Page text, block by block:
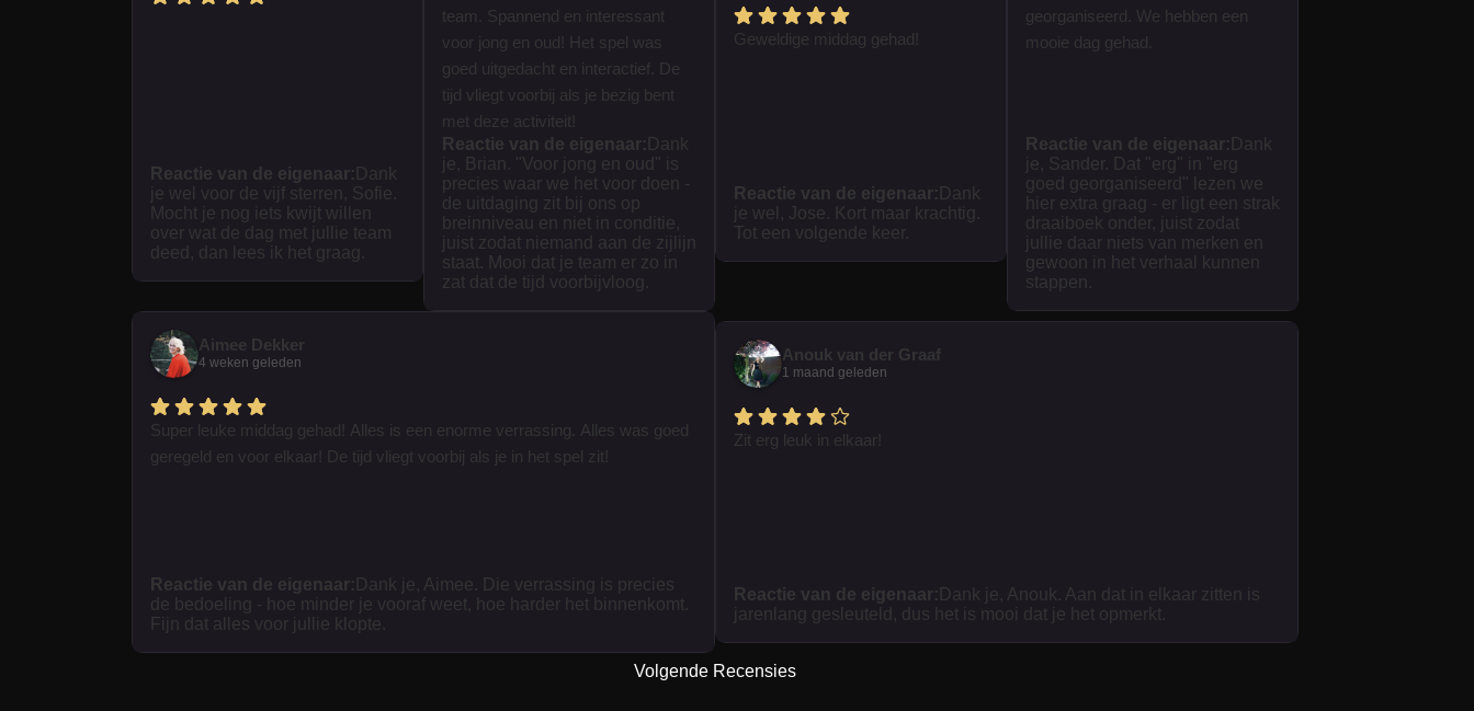
Reactie van de eigenaar: Dank
je wel voor de vijf sterren, Sofie.
Mocht je nog iets kwijt willen
over wat de dag met jullie team
deed, dan lees ik het graag.
team. Spannend en interessant
voor jong en oud! Het spel was
goed uitgedacht en interactief. De
tijd vliegt voorbij als je bezig bent
met deze activiteit!
Reactie van de eigenaar: Dank
je, Brian. "Voor jong en oud" is
precies waar we het voor doen -
de uitdaging zit bij ons op
breinniveau en niet in conditie,
juist zodat niemand aan de zijlijn
staat. Mooi dat je team er zo in
zat dat de tijd voorbijvloog.
Geweldige middag gehad!
Reactie van de eigenaar: Dank
je wel, Jose. Kort maar krachtig.
Tot een volgende keer.
georganiseerd. We hebben een
mooie dag gehad.
Reactie van de eigenaar: Dank
je, Sander. Dat "erg" in "erg
goed georganiseerd" lezen we
hier extra graag - er ligt een strak
draaiboek onder, juist zodat
jullie daar niets van merken en
gewoon in het verhaal kunnen
stappen.
Aimee Dekker
4 weken geleden
Super leuke middag gehad! Alles is een enorme verrassing. Alles was goed
geregeld en voor elkaar! De tijd vliegt voorbij als je in het spel zit!
Reactie van de eigenaar: Dank je, Aimee. Die verrassing is precies
de bedoeling - hoe minder je vooraf weet, hoe harder het binnenkomt.
Fijn dat alles voor jullie klopte.
Anouk van der Graaf
1 maand geleden
Zit erg leuk in elkaar!
Reactie van de eigenaar: Dank je, Anouk. Aan dat in elkaar zitten is
jarenlang gesleuteld, dus het is mooi dat je het opmerkt.
Volgende Recensies